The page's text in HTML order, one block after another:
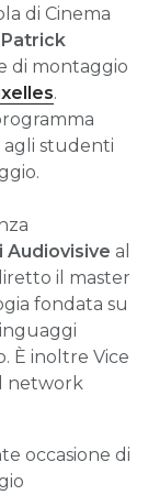
di Cinema
Patrick
di montaggio
.
agli studenti
Audiovisive al
il master
fondata su
È inoltre Vice
network
occasione di